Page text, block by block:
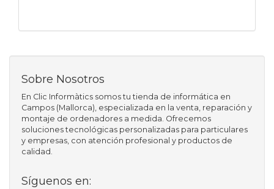
Sobre Nosotros
En Clic Informàtics somos tu tienda de informática en
Campos (Mallorca), especializada en la venta, reparación y
montaje de ordenadores a medida. Ofrecemos
soluciones tecnológicas personalizadas para particulares
y empresas, con atención profesional y productos de
calidad.
Síguenos en: